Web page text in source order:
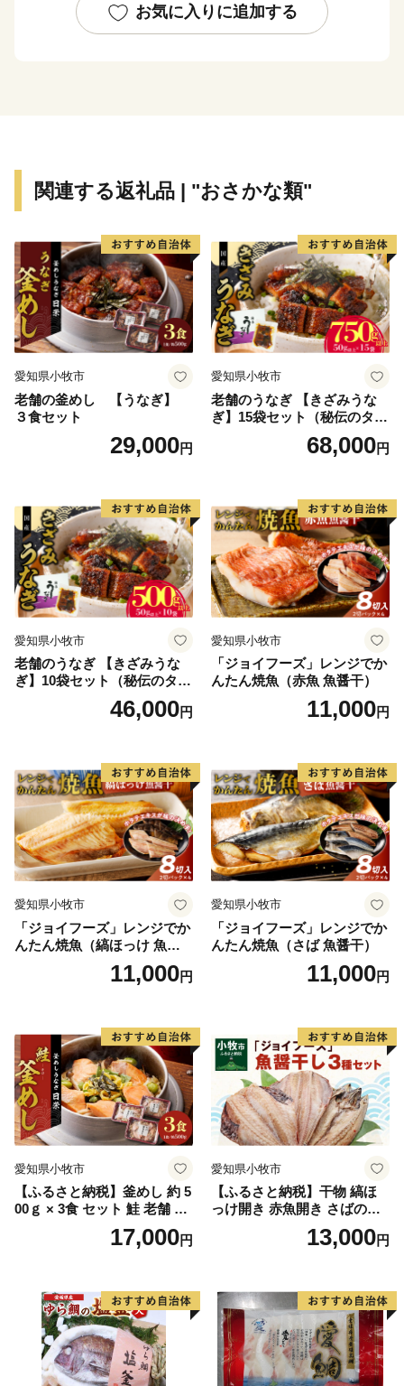
る健康で安全な日本短角牛が高い評価を得ています。
また、豊かな山林を利用した木炭とシイタケ生産は県内
代村、西は九戸村、二戸市、東は太平洋といった位置関
【久慈市最新情報！】
【★お願い★】
ださい！
各お礼の品ページの「感想を投稿する」から投稿でき
感想を投稿することで、お礼の品提供事業者や久慈市
【お礼の品発送時のご連絡について】
お礼の品発送時に、お申込みメールアドレスへ配送内
容のメールを送付致します。（自動配信）
【各種書類の送付時期について】
「寄附金受領証明書」 ⇒ ご寄附翌日～3日以内
（土日祝含む）に郵送いたします。
「ワンストップ特例申請書」 ⇒ お申込時に申請書
をご希望された場合、寄附金受領証明書と同封で郵送い
「郵便振替用紙」 ⇒ お申込みの翌日（土日祝含
む）に郵送いたします。
久慈市では、当市の魅力をみなさまにお伝えするため、
ふるさと納税制度によりご寄付をくださった個人の皆様
へ、お礼の品を贈呈いたします。
◆久慈の豊かな山・里・海の恵みを楽しめるお礼の品
※お礼の品の配送時期は各ページの配送時期を必ずご確
認ください。
※お礼の品は提供事業者から直送されます。
お気に入りに追加する
関連する返礼品 | "おさかな類"
愛知県小牧市
老舗の釜めし 【うなぎ】
３食セット
29,000円
愛知県小牧市
老舗のうなぎ 【きざみうな
ぎ】15袋セット（秘伝のタレ
68,000円
愛知県小牧市
老舗のうなぎ 【きざみうな
ぎ】10袋セット（秘伝のタレ
46,000円
愛知県小牧市
「ジョイフーズ」レンジでか
んたん焼魚（赤魚 魚醤干）
11,000円
愛知県小牧市
「ジョイフーズ」レンジでか
んたん焼魚（縞ほっけ 魚醤
11,000円
愛知県小牧市
「ジョイフーズ」レンジでか
んたん焼魚（さば 魚醤干）
11,000円
愛知県小牧市
【ふるさと納税】釜めし 約 5
00ｇ × 3食 セット 鮭 老舗 急
速冷凍 レンチン 時短 簡単調
理 食品 加工品 海鮮 手作り
り寄せグルメ 愛知県 小牧市
送料無料
17,000円
愛知県小牧市
【ふるさと納税】干物 縞ほ
っけ開き 赤魚開き さばの開
き 魚醤干し 3種 セット 詰め
合わせ 魚 おかず 肉厚 おいし
取り寄せグルメ 魚醤 ナンプ
ラー 愛知県 小牧市 冷凍 送料
無料
13,000円